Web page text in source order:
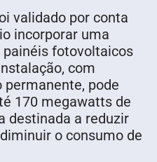
validado por conta
incorporar uma
painéis fotovoltaicos
com
permanente, pode
170 megawatts de
destinada a reduzir
o consumo de